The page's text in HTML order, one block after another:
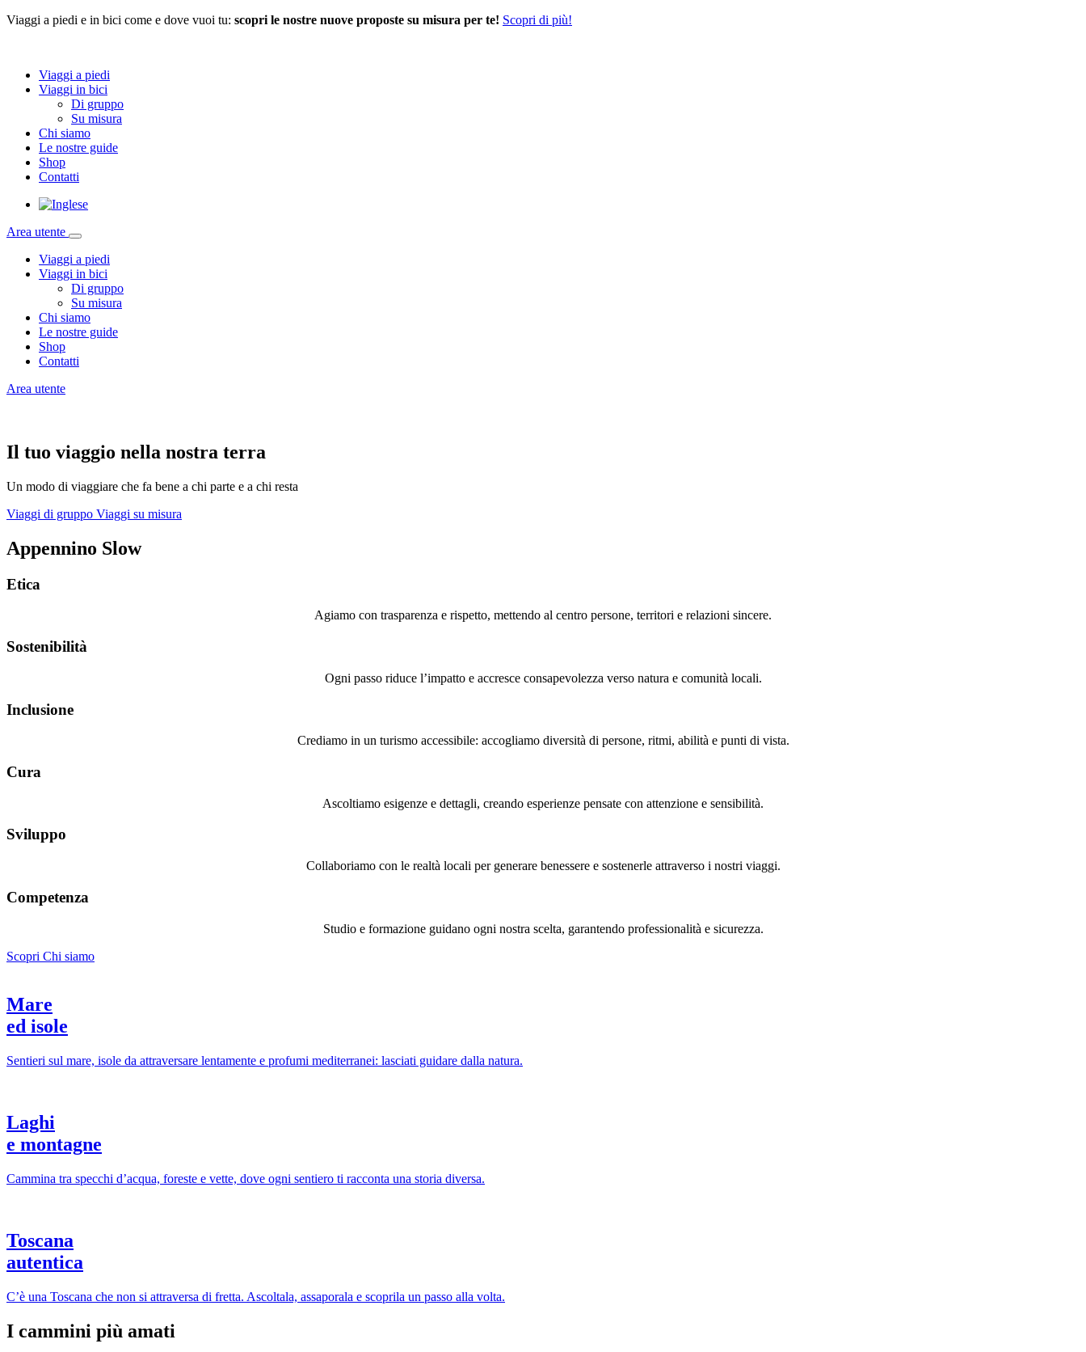
Viaggi a piedi e in bici come e dove vuoi tu: scopri le nostre nuove proposte su misura per te! Scopri di più!
Viaggi a piedi
Viaggi in bici
Di gruppo
Su misura
Chi siamo
Le nostre guide
Shop
Contatti
Area utente
Viaggi a piedi
Viaggi in bici
Di gruppo
Su misura
Chi siamo
Le nostre guide
Shop
Contatti
Area utente
Il tuo viaggio nella nostra terra
Un modo di viaggiare che fa bene a chi parte e a chi resta
Viaggi di gruppo Viaggi su misura
‎Appennino Slow
Etica
Agiamo con trasparenza e rispetto, mettendo al centro persone, territori e relazioni sincere.
Sostenibilità
Ogni passo riduce l’impatto e accresce consapevolezza verso natura e comunità locali.
Inclusione
Crediamo in un turismo accessibile: accogliamo diversità di persone, ritmi, abilità e punti di vista.
Cura
Ascoltiamo esigenze e dettagli, creando esperienze pensate con attenzione e sensibilità.
Sviluppo
Collaboriamo con le realtà locali per generare benessere e sostenerle attraverso i nostri viaggi.
Competenza
Studio e formazione guidano ogni nostra scelta, garantendo professionalità e sicurezza.
Scopri Chi siamo
Mare
ed isole
Sentieri sul mare, isole da attraversare lentamente e profumi mediterranei: lasciati guidare dalla natura.
Laghi
e montagne
Cammina tra specchi d’acqua, foreste e vette, dove ogni sentiero ti racconta una storia diversa.
Toscana
autentica
C’è una Toscana che non si attraversa di fretta. Ascoltala, assaporala e scoprila un passo alla volta.
I cammini più amati